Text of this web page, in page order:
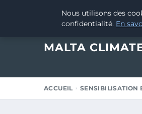
11 JANVIER 2025
MALTA
ACCUEIL SENSIBILISATION
Nous utilisons des
confidentialité. En